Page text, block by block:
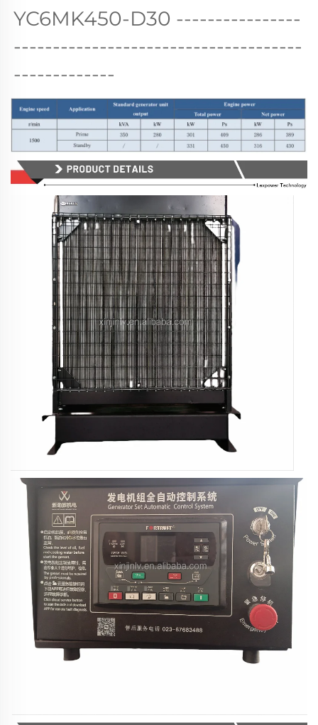
YC6MK450-D30 ----------------
-------------------------------------
-------------